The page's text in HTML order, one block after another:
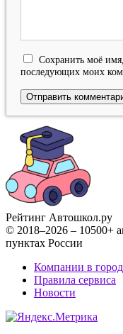
Сохранить моё
последующих моих
Рейтинг Автошкол.ру
© 2018–2026 – 10500+
пунктах России
Компании в
Правила сервиса
Новости